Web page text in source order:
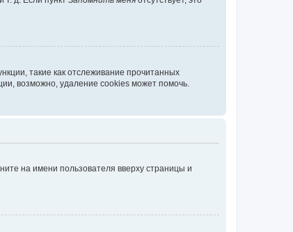
такие как отслеживание прочитанных
возможно, удаление cookies может помочь.
на имени пользователя вверху страницы и